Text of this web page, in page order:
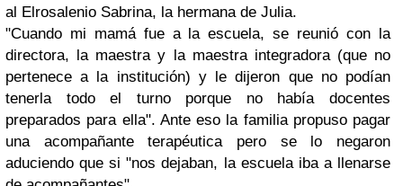
al Elrosalenio Sabrina, la hermana de Julia.
"Cuando mi mamá fue a la escuela, se reunió con la
directora, la maestra y la maestra integradora (que no
pertenece a la institución) y le dijeron que no podían
tenerla todo el turno porque no había docentes
preparados para ella". Ante eso la familia propuso pagar
una acompañante terapéutica pero se lo negaron
aduciendo que si "nos dejaban, la escuela iba a llenarse